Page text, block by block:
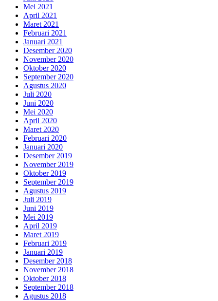
Mei 2021
April 2021
Maret 2021
Februari 2021
Januari 2021
Desember 2020
November 2020
Oktober 2020
September 2020
Agustus 2020
Juli 2020
Juni 2020
Mei 2020
April 2020
Maret 2020
Februari 2020
Januari 2020
Desember 2019
November 2019
Oktober 2019
September 2019
Agustus 2019
Juli 2019
Juni 2019
Mei 2019
April 2019
Maret 2019
Februari 2019
Januari 2019
Desember 2018
November 2018
Oktober 2018
September 2018
Agustus 2018